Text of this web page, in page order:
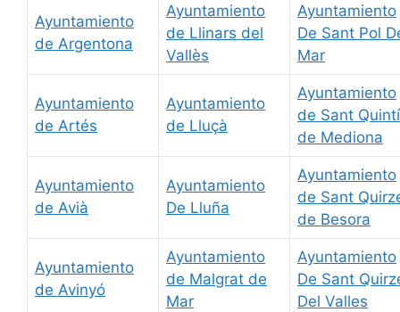
Ayuntamiento
de Argentona
Ayuntamiento
de Llinars del
Vallès
Ayuntamiento
De Sant Pol
Mar
Ayuntamiento
de Artés
Ayuntamiento
de Lluçà
Ayuntamiento
de Sant Quintí
de Mediona
Ayuntamiento
de Avià
Ayuntamiento
De Lluña
Ayuntamiento
de Sant
de Besora
Ayuntamiento
de Avinyó
Ayuntamiento
de Malgrat de
Mar
Ayuntamiento
De Sant
Del Valles